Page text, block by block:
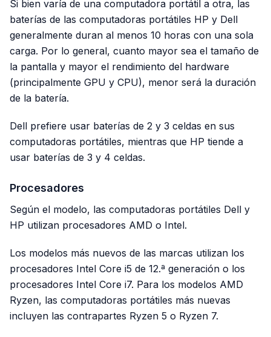
Si bien varía de una computadora portátil a otra, las
baterías de las computadoras portátiles HP y Dell
generalmente duran al menos 10 horas con una sola
carga. Por lo general, cuanto mayor sea el tamaño de
la pantalla y mayor el rendimiento del hardware
(principalmente GPU y CPU), menor será la duración
de la batería.
Dell prefiere usar baterías de 2 y 3 celdas en sus
computadoras portátiles, mientras que HP tiende a
usar baterías de 3 y 4 celdas.
Procesadores
Según el modelo, las computadoras portátiles Dell y
HP utilizan procesadores AMD o Intel.
Los modelos más nuevos de las marcas utilizan los
procesadores Intel Core i5 de 12.ª generación o los
procesadores Intel Core i7. Para los modelos AMD
Ryzen, las computadoras portátiles más nuevas
incluyen las contrapartes Ryzen 5 o Ryzen 7.